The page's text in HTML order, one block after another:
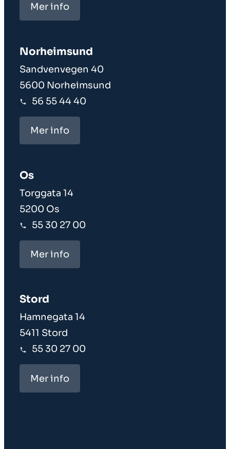
Mer info
Norheim­sund
Sandvenvegen 40
5600 Norheimsund
56 55 44 40
Mer info
Os
Torggata 14
5200 Os
55 30 27 00
Mer info
Stord
Hamnegata 14
5411 Stord
55 30 27 00
Mer info